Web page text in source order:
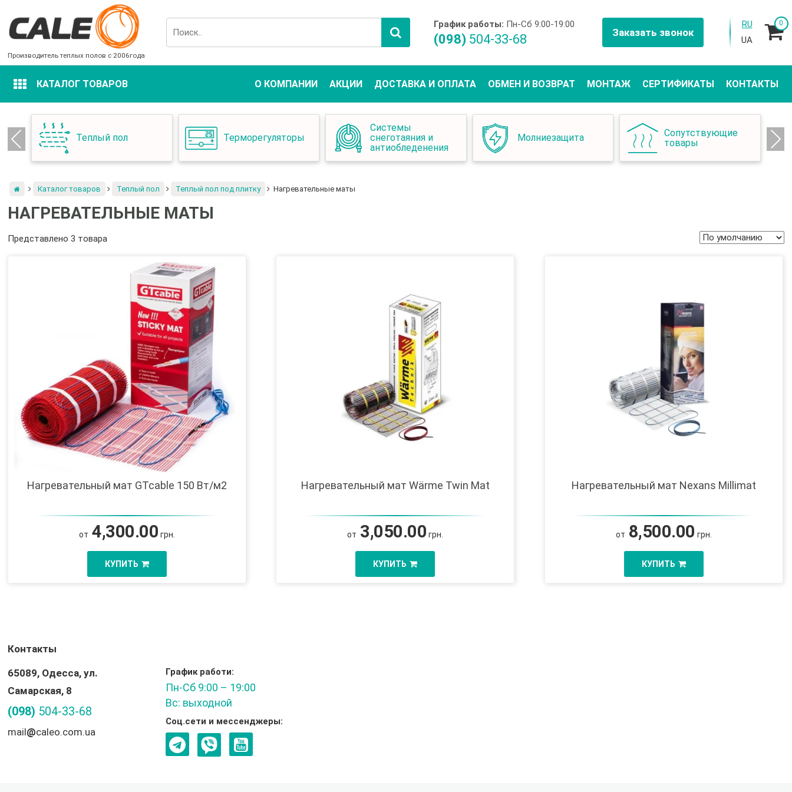
content
Производитель теплых полов с 2006года
График работы: Пн-Сб 9:00-19:00
(098) 504-33-68 Заказать звонок
RU
UA
0
КАТАЛОГ ТОВАРОВ О КОМПАНИИ АКЦИИ ДОСТАВКА И ОПЛАТА ОБМЕН И ВОЗВРАТ МОНТАЖ СЕРТИФИКАТЫ КОНТАКТЫ
Теплый пол Терморегуляторы
Системы
снеготаяния и
антиобледенения
Молниезащита
Сопутствующие
товары
Previous Next
Каталог товаров Теплый пол Теплый пол под плитку Нагревательные маты
НАГРЕВАТЕЛЬНЫЕ МАТЫ
Представлено 3 товара
Нагревательный мат GTcable 150 Вт/м2
от 4,300.00 грн.
КУПИТЬ
Нагревательный мат Wärme Twin Mat
от 3,050.00 грн.
КУПИТЬ
Нагревательный мат Nexans Millimat
от 8,500.00 грн.
КУПИТЬ
Контакты
65089, Одесса, ул.
Самарская, 8
(098) 504-33-68
mail@caleo.com.ua
График работи:
Пн-Сб 9:00 – 19:00
Вс: выходной
Соц.сети и мессенджеры: